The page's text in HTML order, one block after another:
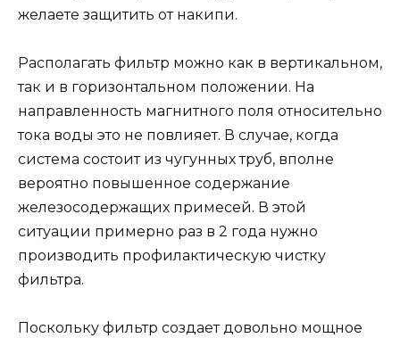
желаете защитить от накипи.
Располагать фильтр можно как в вертикальном,
так и в горизонтальном положении. На
направленность магнитного поля относительно
тока воды это не повлияет. В случае, когда
система состоит из чугунных труб, вполне
вероятно повышенное содержание
железосодержащих примесей. В этой
ситуации примерно раз в 2 года нужно
производить профилактическую чистку
фильтра.
Поскольку фильтр создает довольно мощное